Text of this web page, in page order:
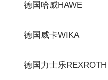
德国哈威HAWE
德国威卡WIKA
德国力士乐REXROTH